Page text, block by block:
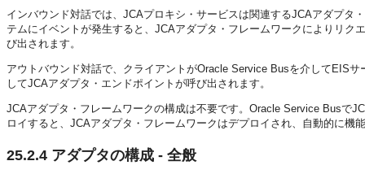
インバウンド対話では、JCAプロキシ・サービスは関連するJCAアダプ
テムにイベントが発生すると、JCAアダプタ・フレームワークによりリ
び出されます。
アウトバウンド対話で、クライアントがOracle Service Busを介してEIS
してJCAアダプタ・エンドポイントが呼び出されます。
JCAアダプタ・フレームワークの構成は不要です。Oracle Service Busで
ロイすると、JCAアダプタ・フレームワークはデプロイされ、自動的に機
25.2.4 アダプタの構成 - 全般